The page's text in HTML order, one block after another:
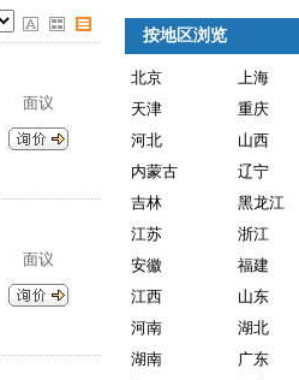
面议
面议
按地区浏览
北京
上海
天津
重庆
河北
山西
内蒙古
辽宁
吉林
黑龙江
江苏
浙江
安徽
福建
江西
山东
河南
湖北
湖南
广东